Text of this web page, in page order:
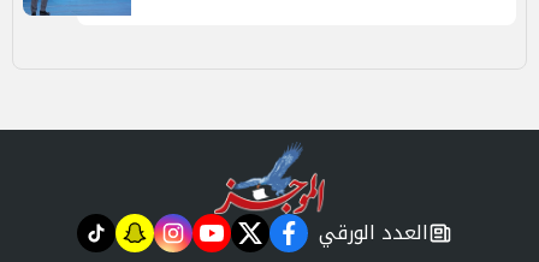
newspaper
العدد الورقي facebook
twitter
youtube
instagram
snapchat
tiktok